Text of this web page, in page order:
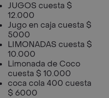
JUGOS cuesta $
12.000
Jugo en caja cuesta $
5000
LIMONADAS cuesta $
10.000
Limonada de Coco
cuesta $ 10.000
coca cola 400 cuesta
$ 6000